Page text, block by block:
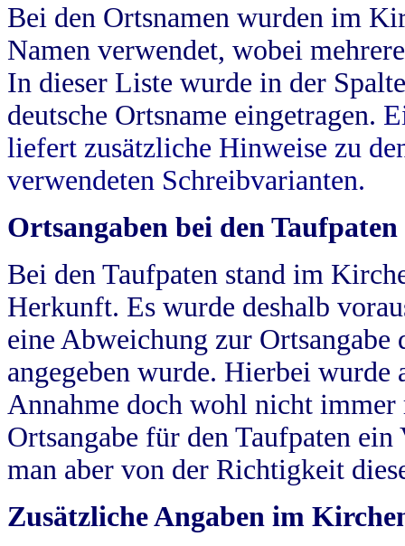
Bei den Ortsnamen wurden im
Namen verwendet, wobei
In dieser Liste wurde in der
deutsche Ortsname eingetragen.
liefert zusätzliche Hinweise zu
verwendeten Schreibvarianten.
Ortsangaben bei den Taufpaten
Bei den Taufpaten stand im
Herkunft. Es wurde deshalb
eine Abweichung zur
angegeben wurde. Hierbei wurde
Annahme doch wohl nicht
Ortsangabe für den Taufpaten
man aber von der Richtigkeit
Zusätzliche Angaben im